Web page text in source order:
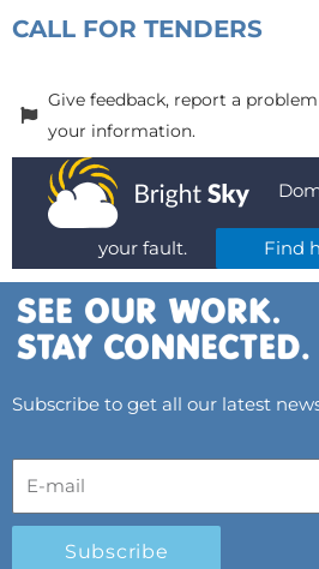
CALL FOR TENDERS
Give feedback, report a
your information.
your fault. Find
Subscribe to get all our latest
Subscribe